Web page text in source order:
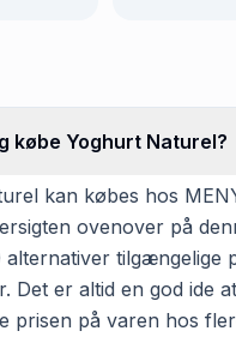
købe Yoghurt Naturel?
kan købes hos
ovenover på
alternativer tilgængelige
Det er altid en god ide at
prisen på varen hos